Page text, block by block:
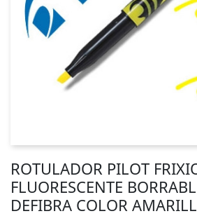
ROTULADOR PILOT
FLUORESCENTE
DEFIBRA COLOR